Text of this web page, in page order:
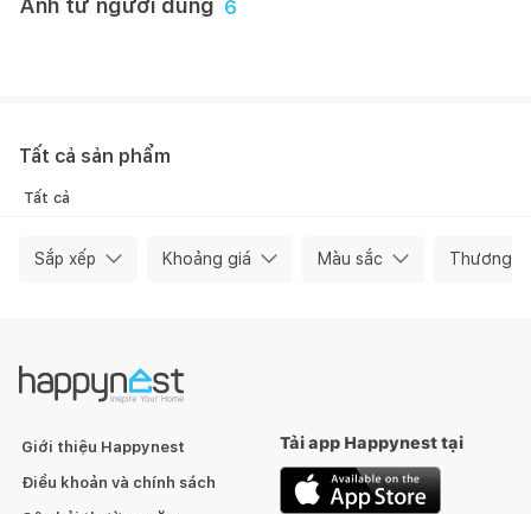
Ảnh từ người dùng 6
Hiên Nguyễn
Tất cả sản phẩm
Tất cả
Sắp xếp Khoảng giá Màu sắc Thương
Giới thiệu Happynest
Điều khoản và chính sách
Tải app Happynest tại